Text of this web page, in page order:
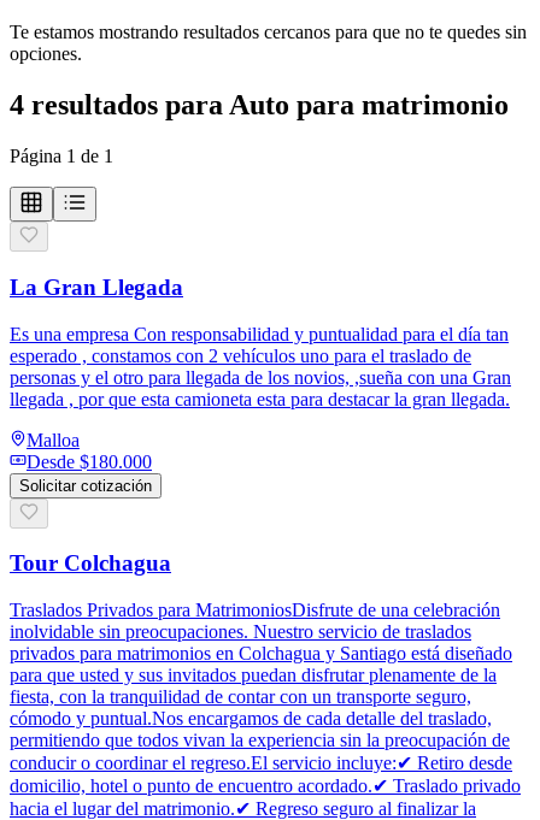
Te estamos mostrando resultados cercanos para que no te quedes sin
opciones.
4 resultados paraAuto para matrimonio
Página 1 de 1
La Gran Llegada
Es una empresa Con responsabilidad y puntualidad para el día tan
esperado , constamos con 2 vehículos uno para el traslado de
personas y el otro para llegada de los novios, ,sueña con una Gran
llegada , por que esta camioneta esta para destacar la gran llegada.
Malloa
Desde $180.000
Solicitar cotización
Tour Colchagua
Traslados Privados para MatrimoniosDisfrute de una celebración
inolvidable sin preocupaciones. Nuestro servicio de traslados
privados para matrimonios en Colchagua y Santiago está diseñado
para que usted y sus invitados puedan disfrutar plenamente de la
fiesta, con la tranquilidad de contar con un transporte seguro,
cómodo y puntual.Nos encargamos de cada detalle del traslado,
permitiendo que todos vivan la experiencia sin la preocupación de
conducir o coordinar el regreso.El servicio incluye:✔ Retiro desde
domicilio, hotel o punto de encuentro acordado.✔ Traslado privado
hacia el lugar del matrimonio.✔ Regreso seguro al finalizar la